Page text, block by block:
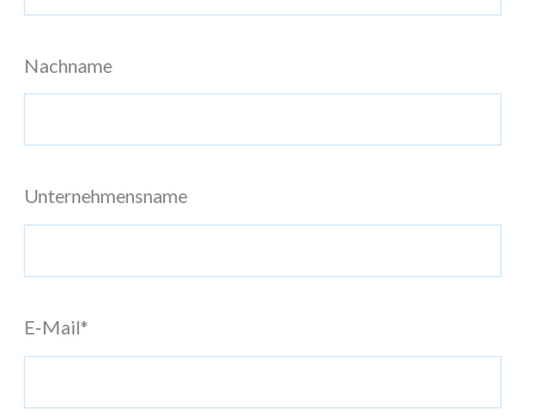
Nachname
Unternehmensname
E-Mail*